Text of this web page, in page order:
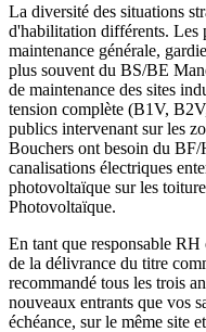
La diversité des situations
d'habilitation différents. Les
maintenance générale,
plus souvent du BS/BE
de maintenance des sites
tension complète (B1V,
publics intervenant sur les
Bouchers ont besoin du
canalisations électriques
photovoltaïque sur les
Photovoltaïque.
En tant que responsable
de la délivrance du titre
recommandé tous les trois
nouveaux entrants que vos
échéance, sur le même site